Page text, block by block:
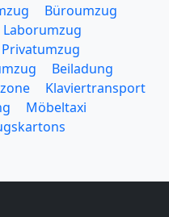
Büroumzug
Laborumzug
Privatumzug
Beiladung
Klaviertransport
Möbeltaxi